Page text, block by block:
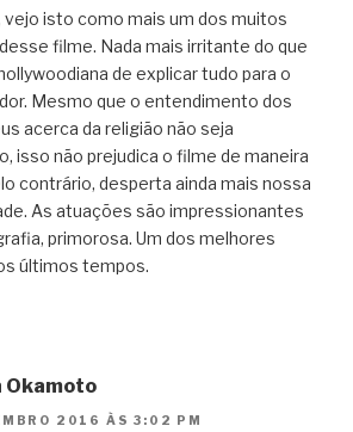
vejo isto como mais um dos muitos
filme. Nada mais irritante do que
de explicar tudo para o
Mesmo que o entendimento dos
acerca da religião não seja
isso não prejudica o filme de maneira
contrário, desperta ainda mais nossa
As atuações são impressionantes
primorosa. Um dos melhores
últimos tempos.
Okamoto
2016 ÀS 3:02 PM